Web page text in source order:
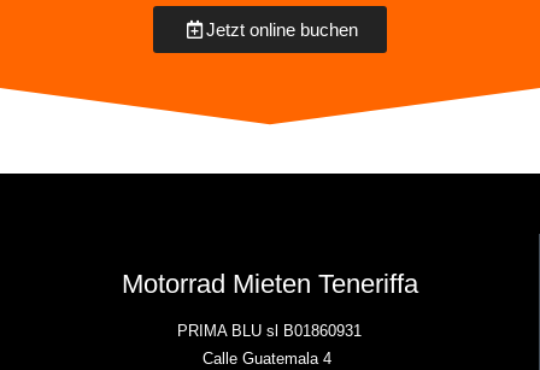
Jetzt online buchen
Motorrad Mieten Teneriffa
PRIMA BLU sl B01860931
Calle Guatemala 4